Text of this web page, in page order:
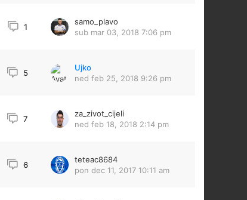
1
samo_plavo
sub mar 03, 2018 7:06 pm
5
Ujko
ned feb 25, 2018 9:26 pm
7
za_zivot_cijeli
ned feb 18, 2018 2:14 pm
6
teteac8684
pon dec 11, 2017 10:11 am